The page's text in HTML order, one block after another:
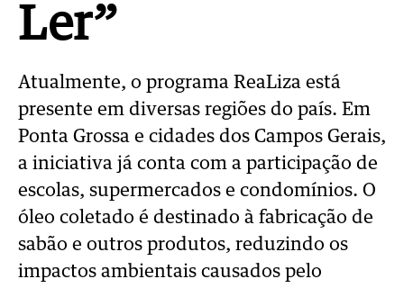
Ler”
Atualmente, o programa ReaLiza está
presente em diversas regiões do país. Em
Ponta Grossa e cidades dos Campos Gerais,
a iniciativa já conta com a participação de
escolas, supermercados e condomínios. O
óleo coletado é destinado à fabricação de
sabão e outros produtos, reduzindo os
impactos ambientais causados pelo